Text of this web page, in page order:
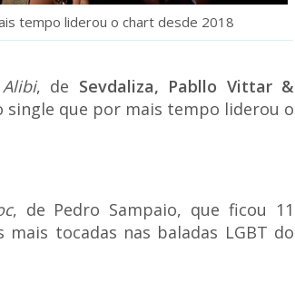
tempo liderou o chart desde 2018
Alibi, de Sevdaliza, Pabllo Vittar &
single que por mais tempo liderou o
, de Pedro Sampaio, que ficou 11
tocadas nas baladas LGBT do